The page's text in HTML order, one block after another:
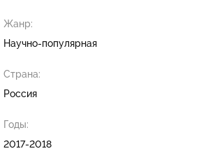
Жанр:
Научно-популярная
Страна:
Россия
Годы:
2017-2018